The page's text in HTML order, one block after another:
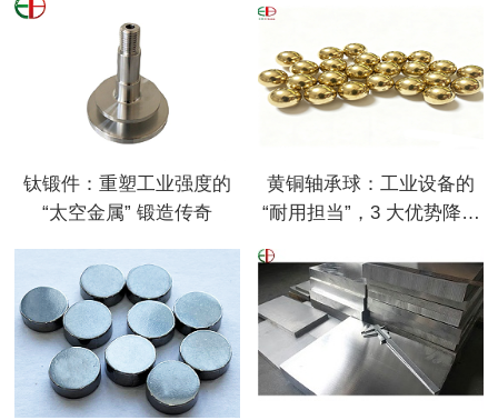
钛锻件：重塑工业强度的
“太空金属” 锻造传奇
黄铜轴承球：工业设备的
“耐用担当”，3 大优势降本